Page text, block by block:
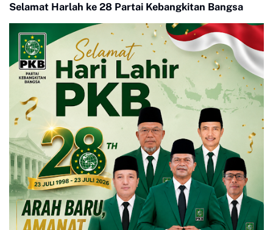
Mangkir karena 'Biaya
Transport'"
Selamat Harlah ke 28 Partai Kebangkitan Bangsa